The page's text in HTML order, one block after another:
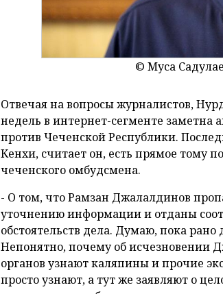
© Муса
Отвечая на вопросы журналистов,
недель в интернет-сегменте заметна
против Чеченской Республики.
Кенхи, считает он, есть прямое тому
чеченского омбудсмена.
- О том, что Рамзан Джалалдинов
уточнению информации и отданы
обстоятельств дела. Думаю, пока
Непонятно, почему об исчезновении
органов узнают каляпины и прочие
просто узнают, а тут же заявляют о